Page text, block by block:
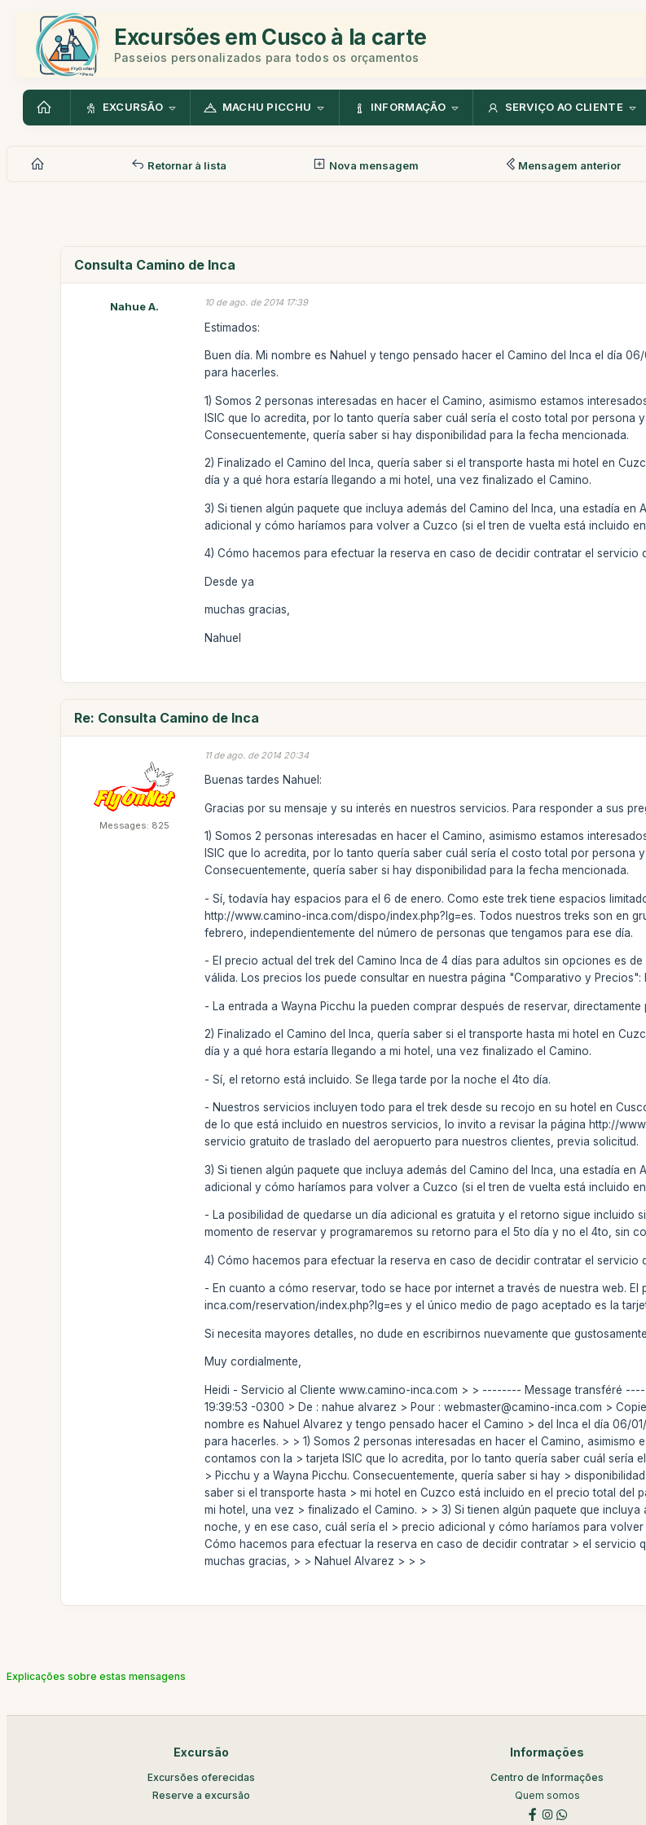
Excursões em Cusco à la carte
Passeios personalizados para todos os orçamentos
EXCURSÃO MACHU PICCHU INFORMAÇÃO SERVIÇO AO CLIENTE
Retornar à lista Nova mensagem Mensagem anterior
Consulta Camino de Inca
Nahue A. 10 de ago. de 2014 17:39
Estimados:
Buen día. Mi nombre es Nahuel y tengo pensado hacer el Camino del Inca el día
para hacerles.
1) Somos 2 personas interesadas en hacer el Camino, asimismo estamos
ISIC que lo acredita, por lo tanto quería saber cuál sería el costo total por persona
Consecuentemente, quería saber si hay disponibilidad para la fecha mencionada.
2) Finalizado el Camino del Inca, quería saber si el transporte hasta mi hotel en
día y a qué hora estaría llegando a mi hotel, una vez finalizado el Camino.
3) Si tienen algún paquete que incluya además del Camino del Inca, una estadía
adicional y cómo haríamos para volver a Cuzco (si el tren de vuelta está incluido
4) Cómo hacemos para efectuar la reserva en caso de decidir contratar el servicio
Desde ya
muchas gracias,
Nahuel
Re: Consulta Camino de Inca
Messages: 825
11 de ago. de 2014 20:34
Buenas tardes Nahuel:
Gracias por su mensaje y su interés en nuestros servicios. Para responder a sus
1) Somos 2 personas interesadas en hacer el Camino, asimismo estamos
ISIC que lo acredita, por lo tanto quería saber cuál sería el costo total por persona
Consecuentemente, quería saber si hay disponibilidad para la fecha mencionada.
- Sí, todavía hay espacios para el 6 de enero. Como este trek tiene espacios
http://www.camino-inca.com/dispo/index.php?lg=es. Todos nuestros treks son en
febrero, independientemente del número de personas que tengamos para ese día.
- El precio actual del trek del Camino Inca de 4 días para adultos sin opciones es
válida. Los precios los puede consultar en nuestra página "Comparativo y
- La entrada a Wayna Picchu la pueden comprar después de reservar,
2) Finalizado el Camino del Inca, quería saber si el transporte hasta mi hotel en
día y a qué hora estaría llegando a mi hotel, una vez finalizado el Camino.
- Sí, el retorno está incluido. Se llega tarde por la noche el 4to día.
- Nuestros servicios incluyen todo para el trek desde su recojo en su hotel en
de lo que está incluido en nuestros servicios, lo invito a revisar la página http://
servicio gratuito de traslado del aeropuerto para nuestros clientes, previa solicitud.
3) Si tienen algún paquete que incluya además del Camino del Inca, una estadía
adicional y cómo haríamos para volver a Cuzco (si el tren de vuelta está incluido
- La posibilidad de quedarse un día adicional es gratuita y el retorno sigue incluido
momento de reservar y programaremos su retorno para el 5to día y no el 4to, sin
4) Cómo hacemos para efectuar la reserva en caso de decidir contratar el servicio
- En cuanto a cómo reservar, todo se hace por internet a través de nuestra web.
inca.com/reservation/index.php?lg=es y el único medio de pago aceptado es la
Si necesita mayores detalles, no dude en escribirnos nuevamente que
Muy cordialmente,
Heidi - Servicio al Cliente www.camino-inca.com > > -------- Message transféré
19:39:53 -0300 > De : nahue alvarez > Pour : webmaster@camino-inca.com >
nombre es Nahuel Alvarez y tengo pensado hacer el Camino > del Inca el día 06/
para hacerles. > > 1) Somos 2 personas interesadas en hacer el Camino,
contamos con la > tarjeta ISIC que lo acredita, por lo tanto quería saber cuál
> Picchu y a Wayna Picchu. Consecuentemente, quería saber si hay >
saber si el transporte hasta > mi hotel en Cuzco está incluido en el precio total del
mi hotel, una vez > finalizado el Camino. > > 3) Si tienen algún paquete que
noche, y en ese caso, cuál sería el > precio adicional y cómo haríamos para
Cómo hacemos para efectuar la reserva en caso de decidir contratar > el servicio
muchas gracias, > > Nahuel Alvarez > > >
Explicações sobre estas mensagens
Excursão
Excursões oferecidas
Reserve a excursão
Informações
Centro de Informações
Quem somos